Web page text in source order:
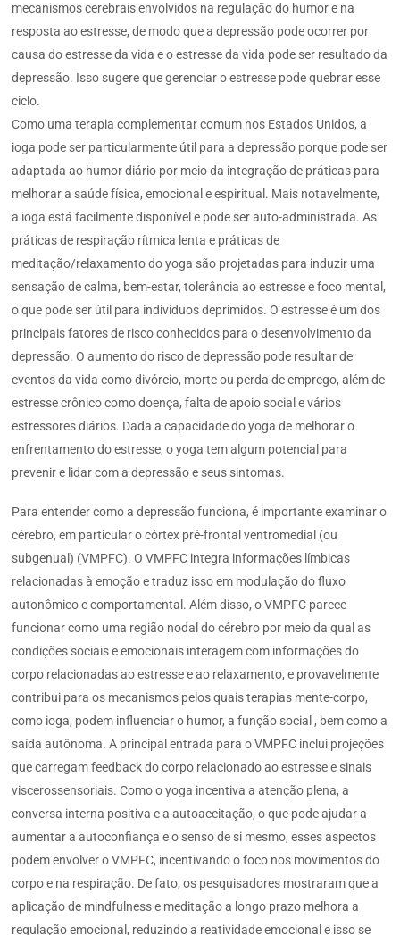
mecanismos cerebrais envolvidos na regulação do humor e na
resposta ao estresse, de modo que a depressão pode ocorrer por
causa do estresse da vida e o estresse da vida pode ser resultado da
depressão. Isso sugere que gerenciar o estresse pode quebrar esse
ciclo.
Como uma terapia complementar comum nos Estados Unidos, a
ioga pode ser particularmente útil para a depressão porque pode ser
adaptada ao humor diário por meio da integração de práticas para
melhorar a saúde física, emocional e espiritual. Mais notavelmente,
a ioga está facilmente disponível e pode ser auto-administrada. As
práticas de respiração rítmica lenta e práticas de
meditação/relaxamento do yoga são projetadas para induzir uma
sensação de calma, bem-estar, tolerância ao estresse e foco mental,
o que pode ser útil para indivíduos deprimidos. O estresse é um dos
principais fatores de risco conhecidos para o desenvolvimento da
depressão. O aumento do risco de depressão pode resultar de
eventos da vida como divórcio, morte ou perda de emprego, além de
estresse crônico como doença, falta de apoio social e vários
estressores diários. Dada a capacidade do yoga de melhorar o
enfrentamento do estresse, o yoga tem algum potencial para
prevenir e lidar com a depressão e seus sintomas.
Para entender como a depressão funciona, é importante examinar o
cérebro, em particular o córtex pré-frontal ventromedial (ou
subgenual) (VMPFC). O VMPFC integra informações límbicas
relacionadas à emoção e traduz isso em modulação do fluxo
autonômico e comportamental. Além disso, o VMPFC parece
funcionar como uma região nodal do cérebro por meio da qual as
condições sociais e emocionais interagem com informações do
corpo relacionadas ao estresse e ao relaxamento, e provavelmente
contribui para os mecanismos pelos quais terapias mente-corpo,
como ioga, podem influenciar o humor, a função social , bem como a
saída autônoma. A principal entrada para o VMPFC inclui projeções
que carregam feedback do corpo relacionado ao estresse e sinais
viscerossensoriais. Como o yoga incentiva a atenção plena, a
conversa interna positiva e a autoaceitação, o que pode ajudar a
aumentar a autoconfiança e o senso de si mesmo, esses aspectos
podem envolver o VMPFC, incentivando o foco nos movimentos do
corpo e na respiração. De fato, os pesquisadores mostraram que a
aplicação de mindfulness e meditação a longo prazo melhora a
regulação emocional, reduzindo a reatividade emocional e isso se